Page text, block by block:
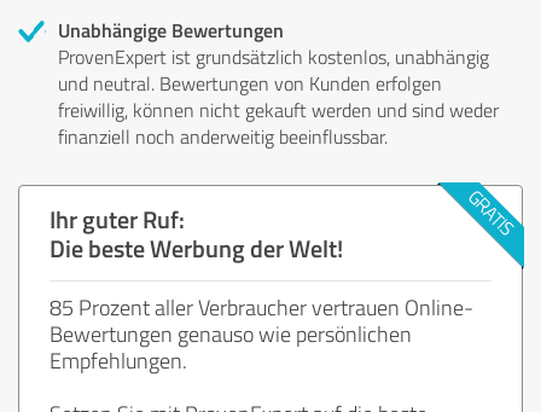
Unabhängige Bewertungen
ProvenExpert ist grundsätzlich kostenlos, unabhängig
und neutral. Bewertungen von Kunden erfolgen
freiwillig, können nicht gekauft werden und sind weder
finanziell noch anderweitig beeinflussbar.
Ihr guter Ruf:
Die beste Werbung der Welt!
85 Prozent aller Verbraucher vertrauen Online-
Bewertungen genauso wie persönlichen
Empfehlungen.